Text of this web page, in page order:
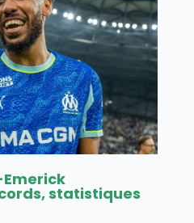
statistiques